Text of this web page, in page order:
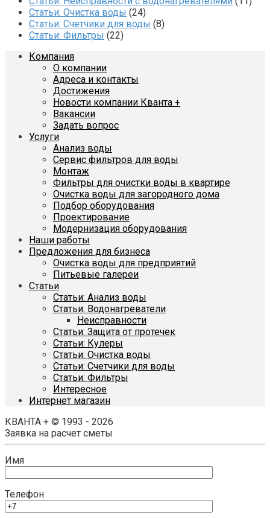
Статьи: Очистка воды (24)
Статьи: Счетчики для воды (8)
Статьи: Фильтры (22)
Компания
О компании
Адреса и контакты
Достижения
Новости компании Кванта +
Вакансии
Задать вопрос
Услуги
Анализ воды
Сервис фильтров для воды
Монтаж
Фильтры для очистки воды в квартире
Очистка воды для загородного дома
Подбор оборудования
Проектирование
Модернизация оборудования
Наши работы
Предложения для бизнеса
Очистка воды для предприятий
Питьевые галереи
Статьи
Статьи: Анализ воды
Статьи: Водонагреватели
Неисправности
Статьи: Защита от протечек
Статьи: Кулеры
Статьи: Очистка воды
Статьи: Счетчики для воды
Статьи: Фильтры
Интересное
Интернет магазин
КВАНТА + © 1993 - 2026
Заявка на расчет сметы
Имя
Телефон